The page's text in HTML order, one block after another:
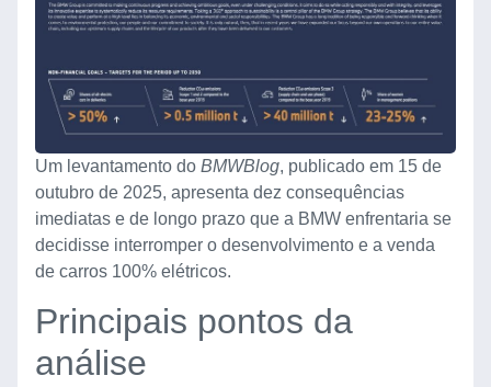
Um levantamento do BMWBlog, publicado em 15 de
outubro de 2025, apresenta dez consequências
imediatas e de longo prazo que a BMW enfrentaria se
decidisse interromper o desenvolvimento e a venda
de carros 100% elétricos.
Principais pontos da
análise